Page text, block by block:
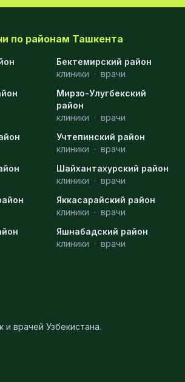
по районам Ташкента
Бектемирский район
клиники · врачи
Мирзо-Улугбекский
район
клиники · врачи
Учтепинский район
клиники · врачи
Шайхантахурский район
клиники · врачи
Яккасарайский район
клиники · врачи
Яшнабадский район
клиники · врачи
и врачей Узбекистана.